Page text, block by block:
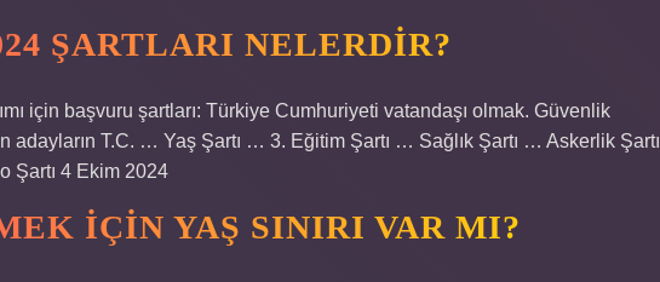
ŞARTLARI NELERDIR?
için başvuru şartları: Türkiye Cumhuriyeti vatandaşı olmak. Güvenlik
adayların T.C. … Yaş Şartı … 3. Eğitim Şartı … Sağlık Şartı … Askerlik Şartı
Şartı 4 Ekim 2024
IÇIN YAŞ SINIRI VAR MI?